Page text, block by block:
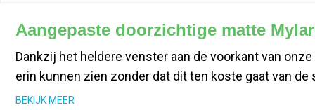
Aangepaste doorzichtige matte
Dankzij het heldere venster aan de voorkant van
erin kunnen zien zonder dat dit ten koste gaat van
BEKIJK MEER